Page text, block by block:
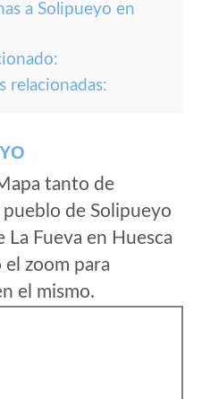
a Solipueyo en
relacionadas:
tanto de
de Solipueyo
Fueva en Huesca
zoom para
el mismo.